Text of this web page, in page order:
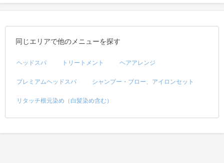
同じエリアで他のメニューを探す
ヘッドスパ トリートメント ヘアアレンジ
プレミアムヘッドスパ シャンプー・ブロー、アイロンセット
リタッチ根元染め（白髪染め含む）